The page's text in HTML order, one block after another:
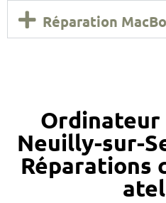
Réparation
Neuilly-sur-
Réparations